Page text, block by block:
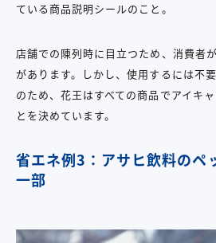
ている商品説明シールのこと。
店舗での陳列時に目立つため、消費者
があります。しかし、使用するには不
のため、花王はすべての商品でアイキ
とを決めています。
省エネ例3：アサヒ飲料のペ
一部